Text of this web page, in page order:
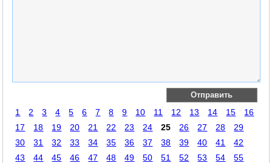
1 2 3 4 5 6 7 8 9 10 11 12 13 14 15
16
17
18 19 20 21 22 23 24 25 26 27 28
29
30
31 32 33 34 35 36 37 38 39 40 41
42
43
44 45 46 47 48 49 50 51 52 53 54
55